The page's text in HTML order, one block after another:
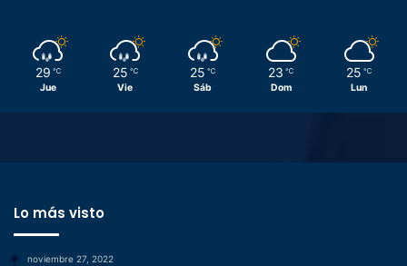
29 ℃
Jue
25 ℃
Vie
25 ℃
Sáb
23 ℃
Dom
25 ℃
Lun
Lo más visto
noviembre 27, 2022